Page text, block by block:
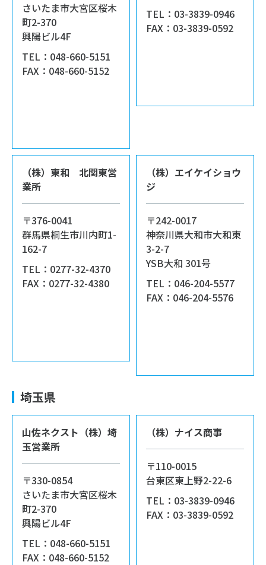
さいたま市大宮区桜木
町2-370
興陽ビル4F
TEL：048-660-5151
FAX：048-660-5152
TEL：03-3839-0946
FAX：03-3839-0592
（株）東和 北関東営
業所
〒376-0041
群馬県桐生市川内町1-
162-7
TEL：0277-32-4370
FAX：0277-32-4380
（株）エイケイショウ
ジ
〒242-0017
神奈川県大和市大和東
3-2-7
YSB大和 301号
TEL：046-204-5577
FAX：046-204-5576
埼玉県
山佐ネクスト（株）埼
玉営業所
〒330-0854
さいたま市大宮区桜木
町2-370
興陽ビル4F
TEL：048-660-5151
FAX：048-660-5152
（株）ナイス商事
〒110-0015
台東区東上野2-22-6
TEL：03-3839-0946
FAX：03-3839-0592